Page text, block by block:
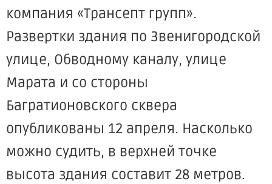
компания «Трансепт групп».
Развертки здания по Звенигородской
улице, Обводному каналу, улице
Марата и со стороны
Багратионовского сквера
опубликованы 12 апреля. Насколько
можно судить, в верхней точке
высота здания составит 28 метров.